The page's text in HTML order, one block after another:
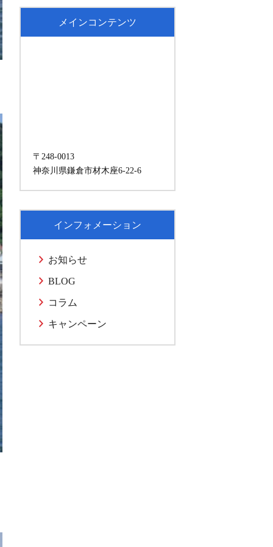
メインコンテンツ
〒248-0013
神奈川県鎌倉市材木座6-22-6
インフォメーション
お知らせ
BLOG
コラム
キャンペーン